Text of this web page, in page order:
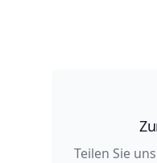
Teilen Sie